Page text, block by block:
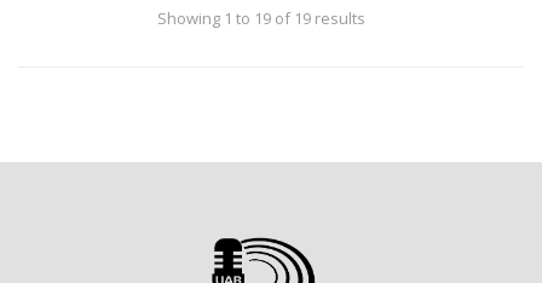
Showing 1 to 19 of 19 results